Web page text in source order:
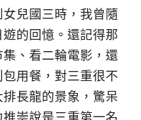
兒國三時，我曾隨
的回憶。還記得那
、看二輪電影，還
用餐，對三重很不
長龍的景象，驚呆